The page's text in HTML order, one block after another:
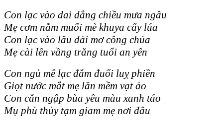
Con lạc vào dai dẳng chiều mưa ngâu
Mẹ cơm nắm muối mè khuya cấy lúa
Con lạc vào lâu đài mơ công chúa
Mẹ cài lên vầng trăng tuổi an yên
Con ngủ mê lạc đắm đuối luỵ phiền
Giọt nước mắt mẹ lăn mềm vạt áo
Con cắn ngập bùa yêu màu xanh táo
Mụ phù thủy tạm giam mẹ nơi đâu